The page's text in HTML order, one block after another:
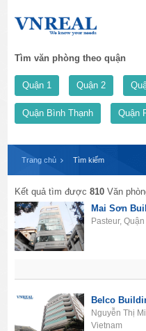
Tìm văn phòng theo quận
Quận 1 Quận 2
Quận Bình Thạnh Quận
Trang chủ Tìm kiếm
Kết quả tìm được810 Văn
Mai Sơn
Pasteur,
Belco
Nguyễn Thị
Vietnam